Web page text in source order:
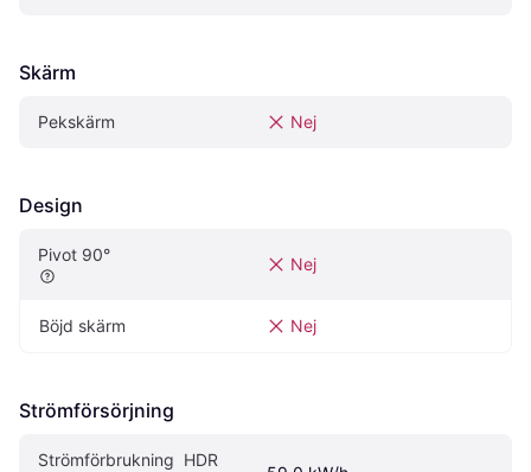
Skärm
Pekskärm Nej
Design
Pivot 90°‎ Nej
Böjd skärm Nej
Strömförsörjning
Strömförbrukning  HDR